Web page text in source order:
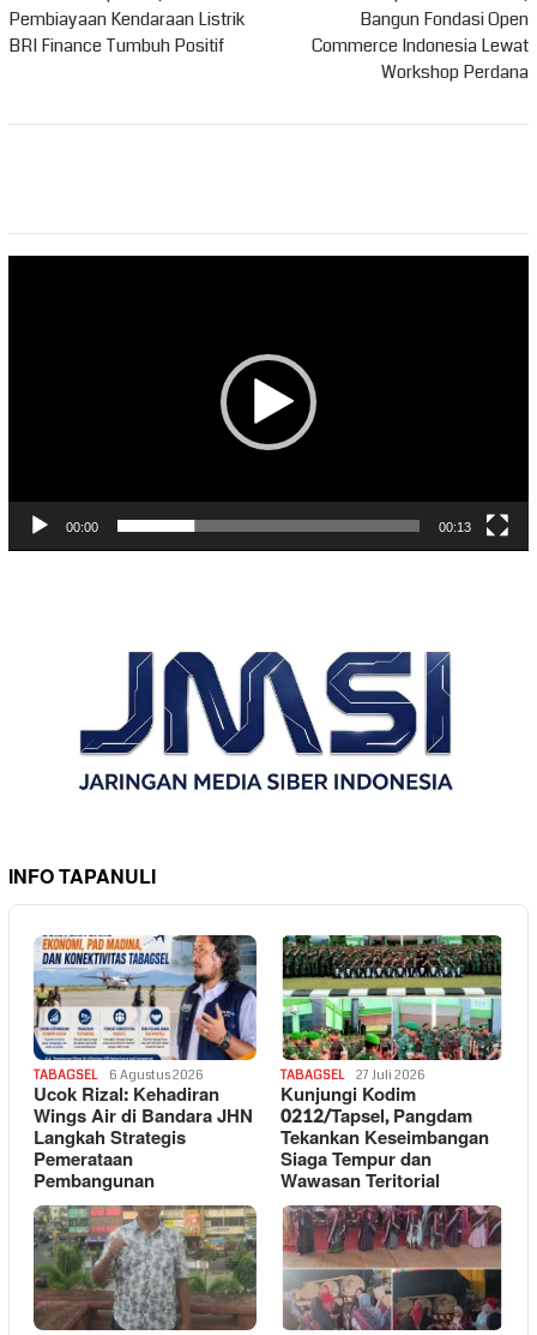
Pembiayaan Kendaraan Listrik
BRI Finance Tumbuh Positif
Bangun Fondasi Open
Commerce Indonesia Lewat
Workshop Perdana
00:00 00:13
INFO TAPANULI
TABAGSEL 6 Agustus 2026
Ucok Rizal: Kehadiran
Wings Air di Bandara JHN
Langkah Strategis
Pemerataan
Pembangunan
TABAGSEL 27 Juli 2026
Kunjungi Kodim
0212/Tapsel, Pangdam
Tekankan Keseimbangan
Siaga Tempur dan
Wawasan Teritorial